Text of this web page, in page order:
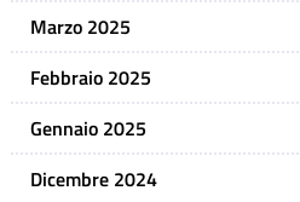
Marzo 2025
Febbraio 2025
Gennaio 2025
Dicembre 2024